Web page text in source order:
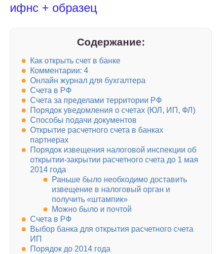
ифнс + образец
Содержание:
Как открыть счет в банке
Комментарии: 4
Онлайн журнал для бухгалтера
Счета в РФ
Счета за пределами территории РФ
Порядок уведомления о счетах (ЮЛ, ИП, ФЛ)
Способы подачи документов
Открытие расчетного счета в банках
партнерах
Порядок извещения налоговой инспекции об
открытии-закрытии расчетного счета до 1 мая
2014 года
Раньше было необходимо доставить
извещение в налоговый орган и
получить «штампик»
Можно было и почтой
Счета в РФ
Выбор банка для открытия расчетного счета
ИП
Порядок до 2014 года